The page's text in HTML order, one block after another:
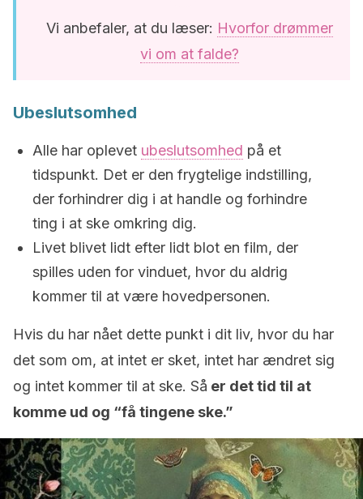
Vi anbefaler, at du læser: Hvorfor drømmer
vi om at falde?
Ubeslutsomhed
Alle har oplevet ubeslutsomhed på et
tidspunkt. Det er den frygtelige indstilling,
der forhindrer dig i at handle og forhindre
ting i at ske omkring dig.
Livet blivet lidt efter lidt blot en film, der
spilles uden for vinduet, hvor du aldrig
kommer til at være hovedpersonen.
Hvis du har nået dette punkt i dit liv, hvor du har
det som om, at intet er sket, intet har ændret sig
og intet kommer til at ske. Så er det tid til at
komme ud og “få tingene ske.”